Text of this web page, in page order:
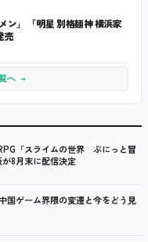
ン」 「明星 別格麺神 横浜家
売
へ →
「スライムの世界 ぷにっと冒
8月末に配信決定
国ゲーム界隈の変遷と今をどう見